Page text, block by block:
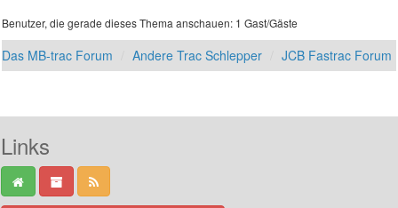
Benutzer, die gerade dieses Thema anschauen: 1 Gast/Gäste
Das MB-trac Forum Andere Trac Schlepper JCB Fastrac Forum
Links